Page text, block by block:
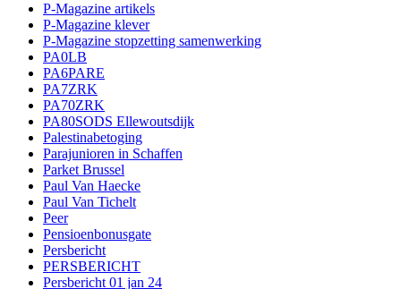
P-Magazine artikels
P-Magazine klever
P-Magazine stopzetting samenwerking
PA0LB
PA6PARE
PA7ZRK
PA70ZRK
PA80SODS Ellewoutsdijk
Palestinabetoging
Parajunioren in Schaffen
Parket Brussel
Paul Van Haecke
Paul Van Tichelt
Peer
Pensioenbonusgate
Persbericht
PERSBERICHT
Persbericht 01 jan 24